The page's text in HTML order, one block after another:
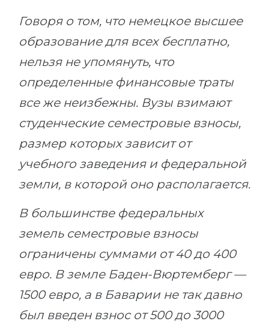
Говоря о том, что немецкое высшее
образование для всех бесплатно,
нельзя не упомянуть, что
определенные финансовые траты
все же неизбежны. Вузы взимают
студенческие семестровые взносы,
размер которых зависит от
учебного заведения и федеральной
земли, в которой оно располагается.
В большинстве федеральных
земель семестровые взносы
ограничены суммами от 40 до 400
евро. В земле Баден-Вюртемберг —
1500 евро, а в Баварии не так давно
был введен взнос от 500 до 3000